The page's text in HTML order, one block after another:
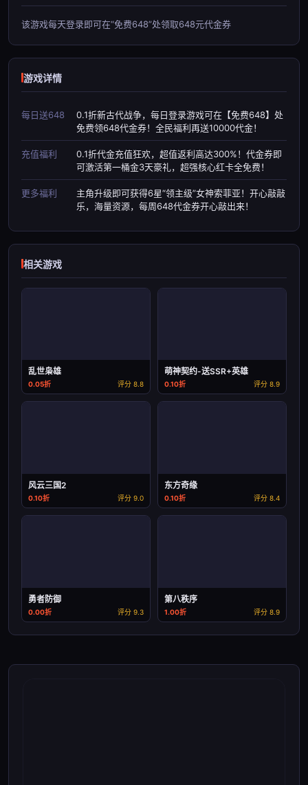
该游戏每天登录即可在“免费648”处领取648元代金券
游戏详情
每日送648
0.1折新古代战争，每日登录游戏可在【免费648】处
免费领648代金券！全民福利再送10000代金！
充值福利
0.1折代金充值狂欢，超值返利高达300%！代金券即
可激活第一桶金3天豪礼，超强核心红卡全免费！
更多福利
主角升级即可获得6星“领主级”女神索菲亚！开心敲敲
乐，海量资源，每周648代金券开心敲出来！
相关游戏
乱世枭雄
0.05折 评分 8.8
萌神契约-送SSR+英雄
0.10折 评分 8.9
风云三国2
0.10折 评分 9.0
东方奇缘
0.10折 评分 8.4
勇者防御
0.00折 评分 9.3
第八秩序
1.00折 评分 8.9